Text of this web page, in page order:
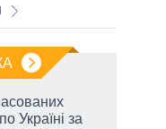
Україні за